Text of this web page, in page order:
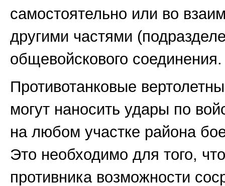
самостоятельно или во
другими частями
общевойскового соединения.
Противотанковые
могут наносить удары по
на любом участке района
Это необходимо для того,
противника возможности